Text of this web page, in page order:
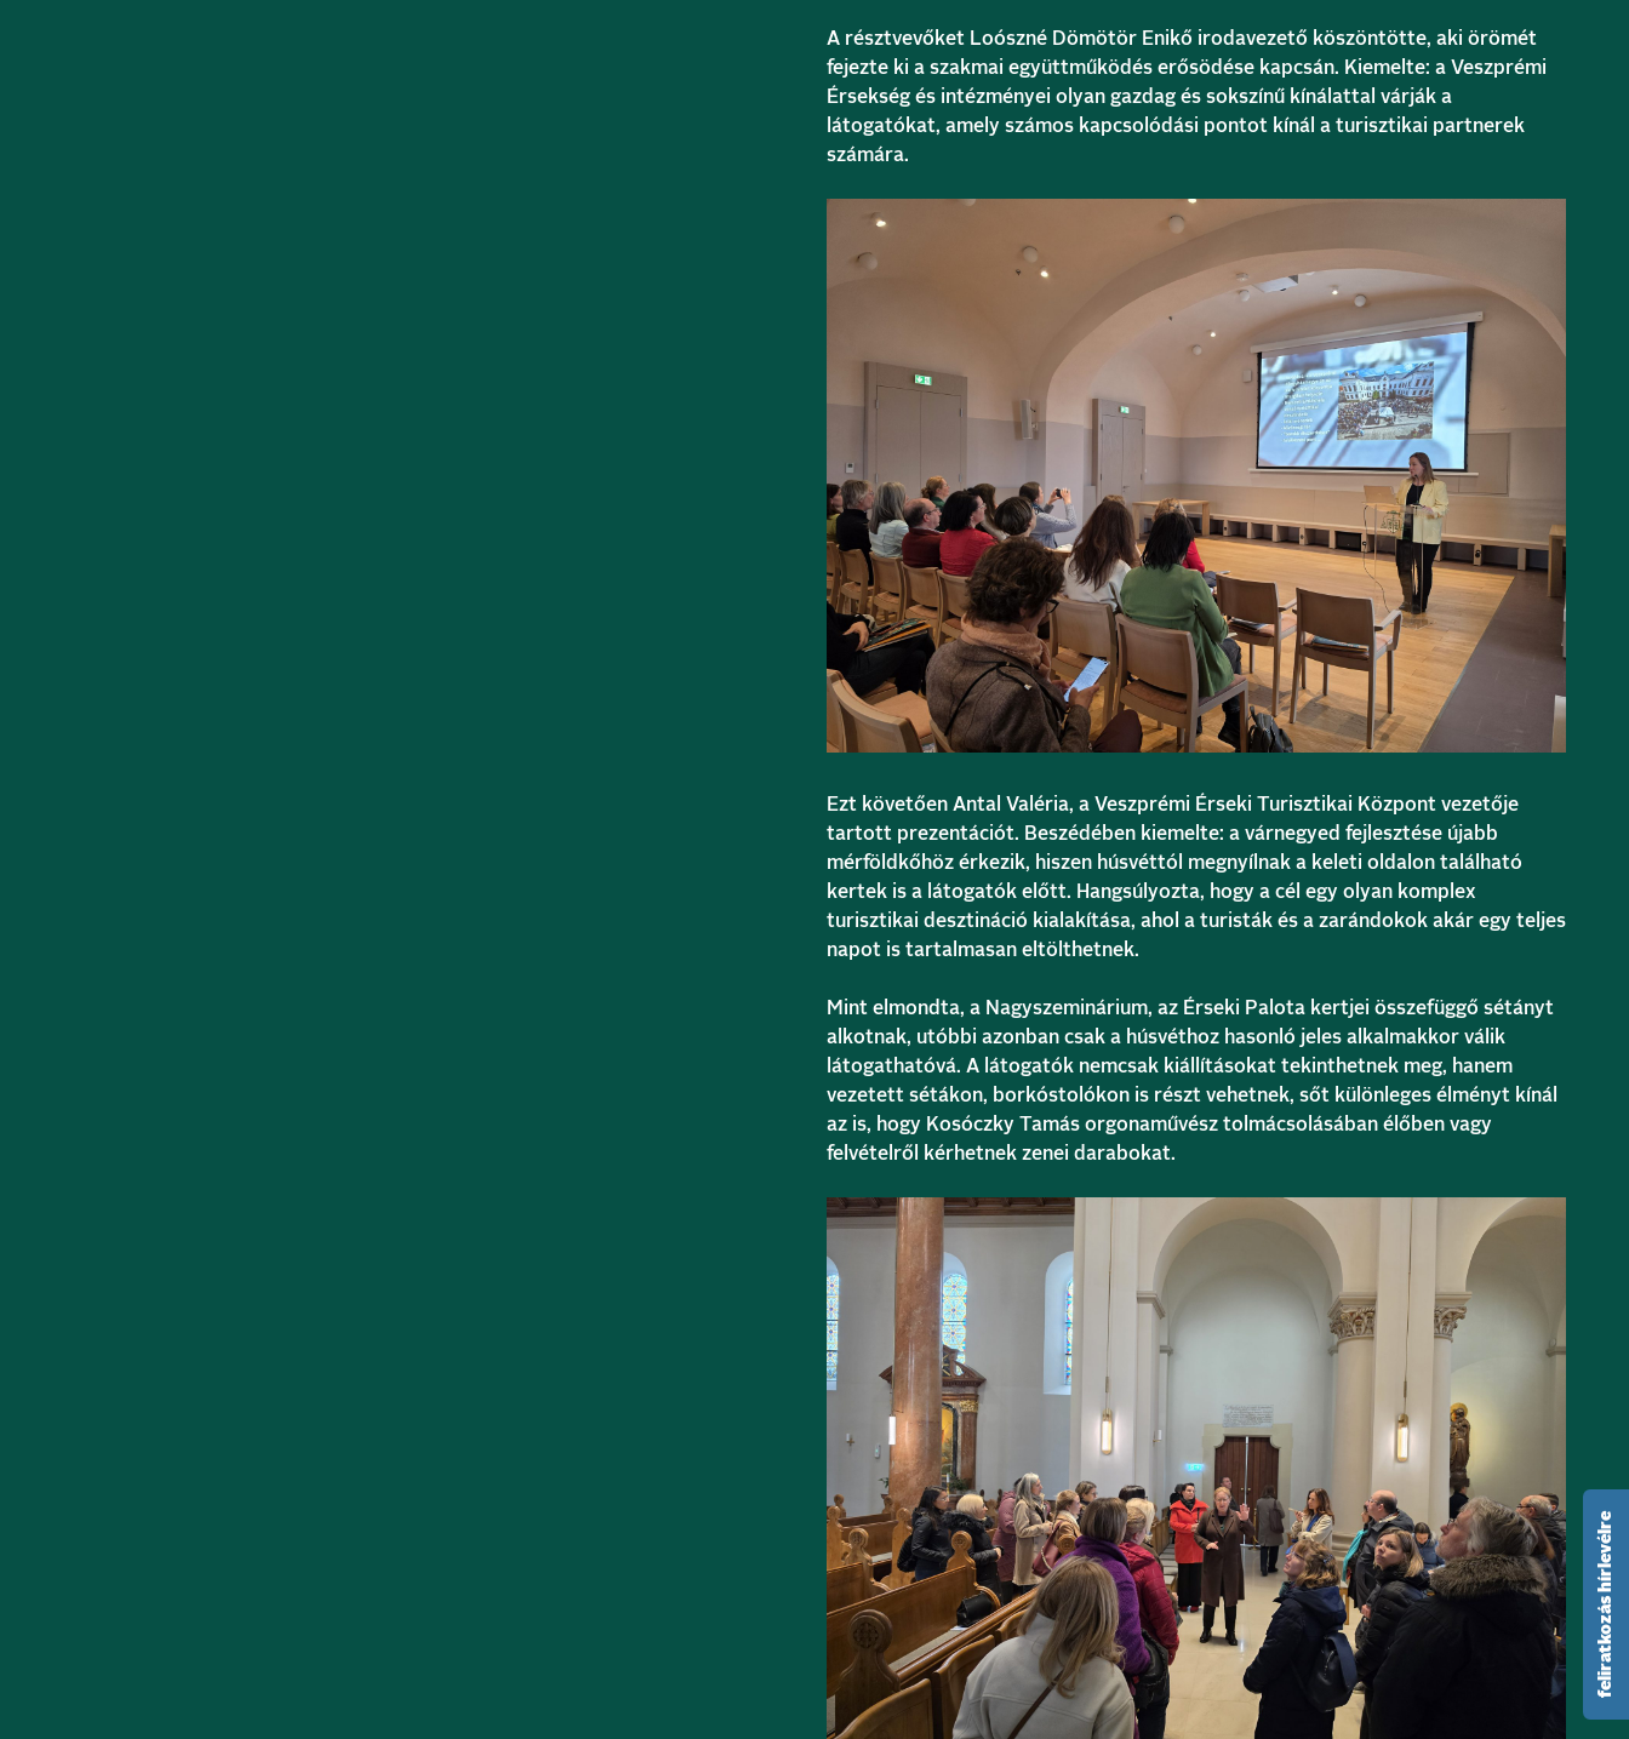
A résztvevőket Loószné Dömötör Enikő irodavezető köszöntötte, aki örömét
fejezte ki a szakmai együttműködés erősödése kapcsán. Kiemelte: a Veszprémi
Érsekség és intézményei olyan gazdag és sokszínű kínálattal várják a
látogatókat, amely számos kapcsolódási pontot kínál a turisztikai partnerek
számára.
Ezt követően Antal Valéria, a Veszprémi Érseki Turisztikai Központ vezetője
tartott prezentációt. Beszédében kiemelte: a várnegyed fejlesztése újabb
mérföldkőhöz érkezik, hiszen húsvéttól megnyílnak a keleti oldalon található
kertek is a látogatók előtt. Hangsúlyozta, hogy a cél egy olyan komplex
turisztikai desztináció kialakítása, ahol a turisták és a zarándokok akár egy teljes
napot is tartalmasan eltölthetnek.
Mint elmondta, a Nagyszeminárium, az Érseki Palota kertjei összefüggő sétányt
alkotnak, utóbbi azonban csak a húsvéthoz hasonló jeles alkalmakkor válik
látogathatóvá. A látogatók nemcsak kiállításokat tekinthetnek meg, hanem
vezetett sétákon, borkóstolókon is részt vehetnek, sőt különleges élményt kínál
az is, hogy Kosóczky Tamás orgonaművész tolmácsolásában élőben vagy
felvételről kérhetnek zenei darabokat.
feliratkozás hírlevélre